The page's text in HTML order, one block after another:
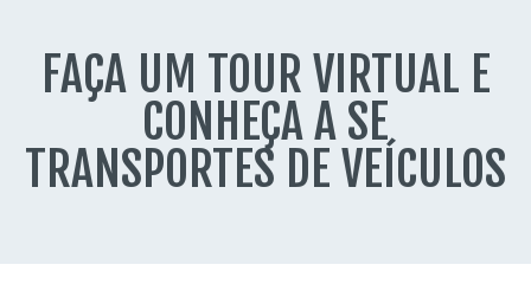
FAÇA UM TOUR VIRTUAL E
CONHEÇA A SE
TRANSPORTES DE VEÍCULOS